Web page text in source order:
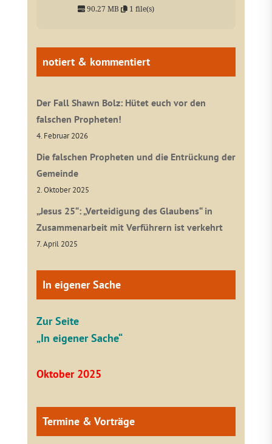
90.27 MB 1 file(s)
notiert & kommentiert
Der Fall Shawn Bolz: Hütet euch vor den
falschen Propheten!
4. Februar 2026
Die falschen Propheten und die Entrückung der
Gemeinde
2. Oktober 2025
„Jesus 25“: „Verteidigung des Glaubens“ in
Zusammenarbeit mit Verführern ist verkehrt
7. April 2025
In eigener Sache
Zur Seite
„In eigener Sache“
Oktober 2025
Termine & Vorträge